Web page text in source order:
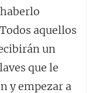
aquellos
un
que le
y empezar a